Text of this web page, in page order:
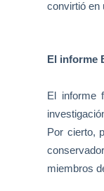
convirtió en
El informe
El informe
Por cierto,
miembros